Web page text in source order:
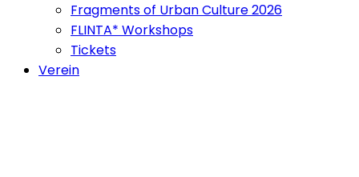
Fragments of Urban Culture 2026
FLINTA* Workshops
Tickets
Verein